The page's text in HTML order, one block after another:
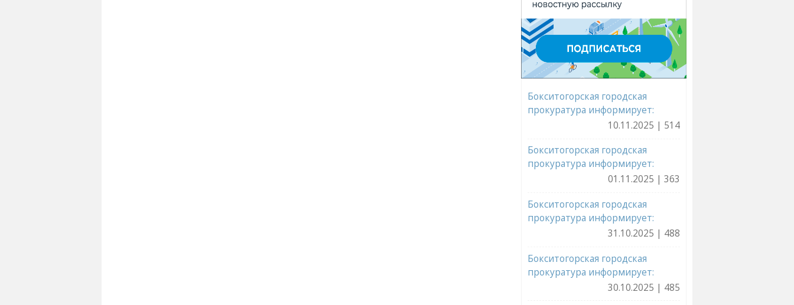
Бокситогорская городская
прокуратура информирует:
10.11.2025 | 514
Бокситогорская городская
прокуратура информирует:
01.11.2025 | 363
Бокситогорская городская
прокуратура информирует:
31.10.2025 | 488
Бокситогорская городская
прокуратура информирует:
30.10.2025 | 485